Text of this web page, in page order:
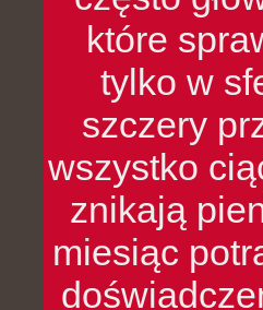
które
tylko w
szczery
wszystko
znikają
miesiąc